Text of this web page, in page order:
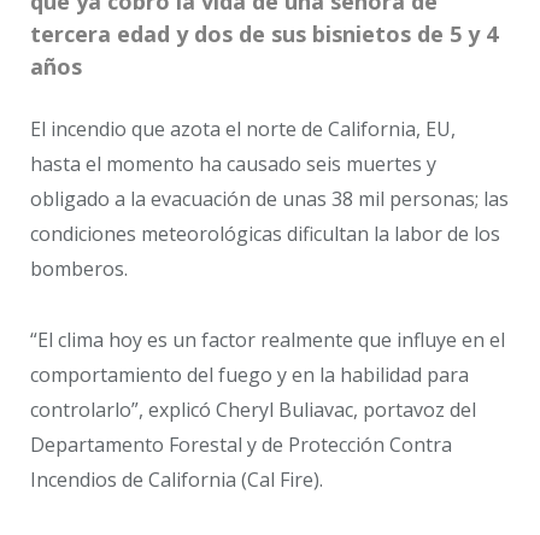
tercera edad y dos de sus bisnietos de 5 y 4
años
El incendio que azota el norte de California, EU,
hasta el momento ha causado seis muertes y
obligado a la evacuación de unas 38 mil personas; las
condiciones meteorológicas dificultan la labor de los
bomberos.
“El clima hoy es un factor realmente que influye en el
comportamiento del fuego y en la habilidad para
controlarlo”, explicó Cheryl Buliavac, portavoz del
Departamento Forestal y de Protección Contra
Incendios de California (Cal Fire).